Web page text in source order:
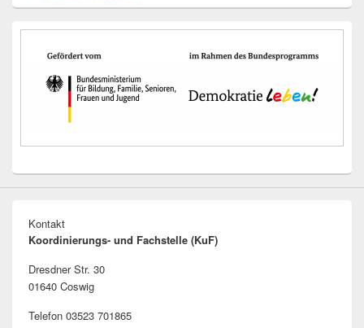
Kontakt
Koordinierungs- und Fachstelle (KuF)
Dresdner Str. 30
01640 Coswig
Telefon 03523 701865